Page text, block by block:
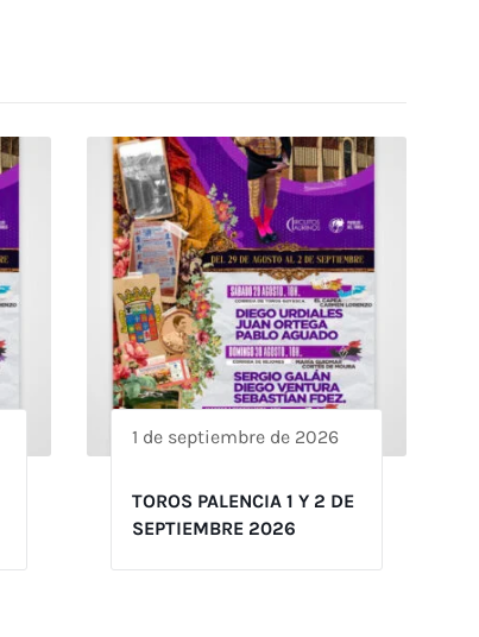
1 de septiembre de 2026
TOROS PALENCIA 1 Y 2 DE
SEPTIEMBRE 2026